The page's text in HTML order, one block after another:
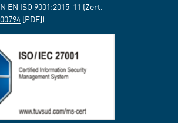
EN ISO 9001:2015-11 (Zert.-
[PDF])